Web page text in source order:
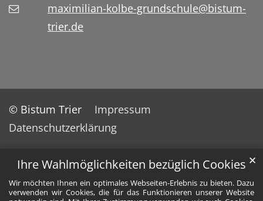
Ihre Wahlmöglichkeiten bezüglich Cookies
Wir möchten Ihnen ein optimales Webseiten-Erlebnis zu bieten. Dazu
verwenden wir Cookies, die für das Funktionieren unserer Website
✕
maximilian-kolbe-grundschule@bistum-
trier.de
© Bistum Trier
Impressum
Datenschutzerklärung